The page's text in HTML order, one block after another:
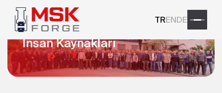
TRENDE
Anasayfa İnsan Kaynakları
İnsan Kaynakları